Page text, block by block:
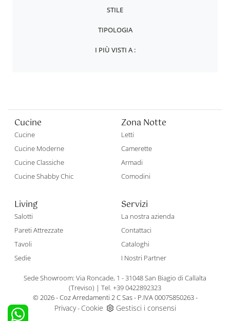
STILE
TIPOLOGIA
I PIÙ VISTI A :
Cucine
Cucine
Cucine Moderne
Cucine Classiche
Cucine Shabby Chic
Zona Notte
Letti
Camerette
Armadi
Comodini
Living
Salotti
Pareti Attrezzate
Tavoli
Sedie
Servizi
La nostra azienda
Contattaci
Cataloghi
I Nostri Partner
Sede Showroom: Via Roncade, 1 - 31048 San Biagio di Callalta
(Treviso) | Tel. +39 0422892323
© 2026 - Coz Arredamenti 2 C Sas - P.IVA 00075850263 -
Privacy- Cookie Gestisci i consensi